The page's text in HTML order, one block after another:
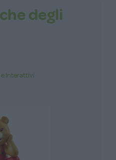
degli
Interattivi